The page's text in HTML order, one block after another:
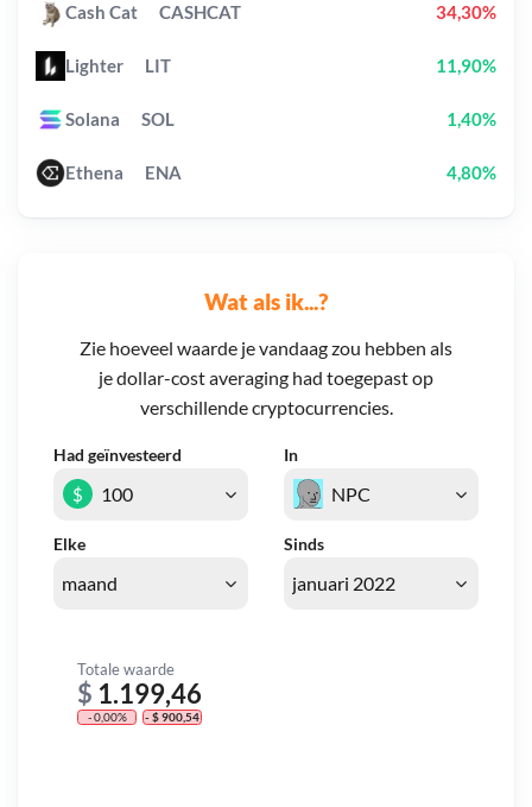
Wat als ik...?
Zie hoeveel waarde je vandaag zou hebben als
je dollar-cost averaging had toegepast op
verschillende cryptocurrencies.
Had geïnvesteerd In
Elke Sinds
$
Totale waarde
$ 1.199,46
- 0,00% - $ 900,54
Cash Cat CASHCAT 34,30%
Lighter LIT 11,90%
Solana SOL 1,40%
Ethena ENA 4,80%